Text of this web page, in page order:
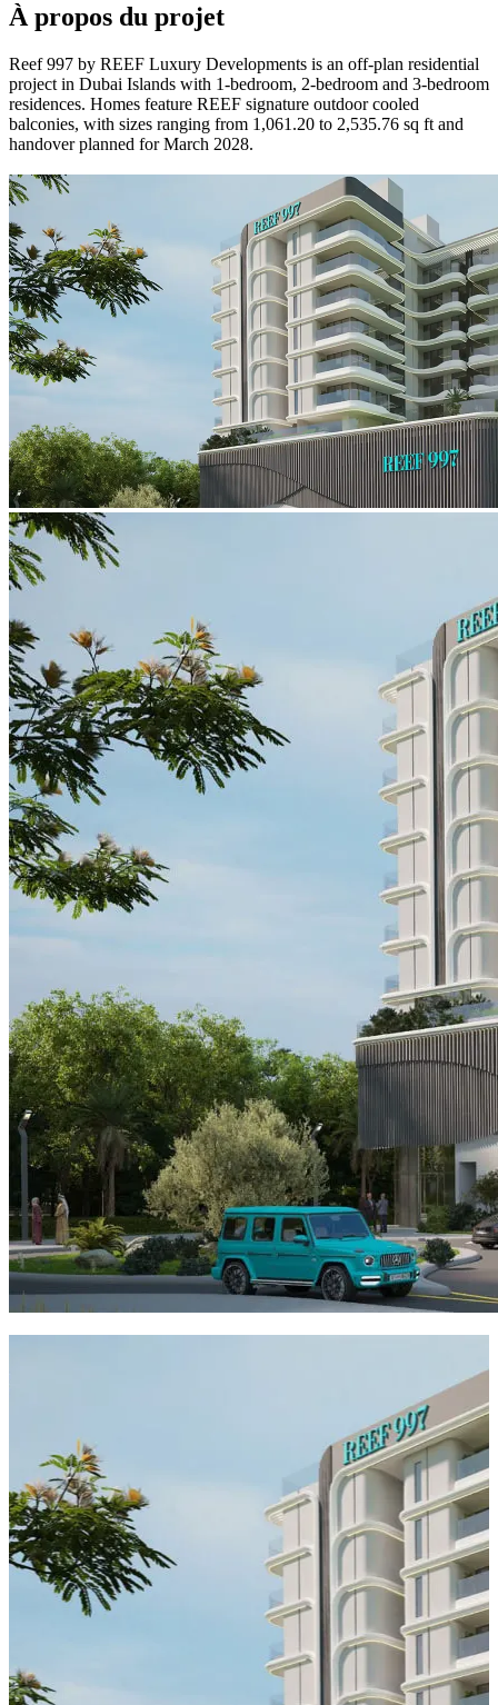
À propos du projet
Reef 997 by REEF Luxury Developments is an off-plan residential
project in Dubai Islands with 1-bedroom, 2-bedroom and 3-bedroom
residences. Homes feature REEF signature outdoor cooled
balconies, with sizes ranging from 1,061.20 to 2,535.76 sq ft and
handover planned for March 2028.